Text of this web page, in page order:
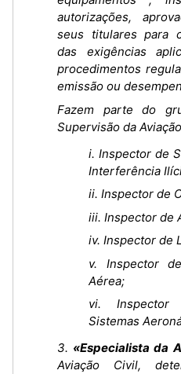
autorizações,
seus titulares para
das exigências
procedimentos
emissão ou
Fazem parte do
Supervisão da
i. Inspector de
Interferência
ii. Inspector de
iii. Inspector de
iv. Inspector de
v. Inspector
Aérea;
vi. Inspector
Sistemas
3. «Especialista da
Aviação Civil,